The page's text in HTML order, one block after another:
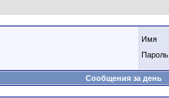
Имя
Пароль
Сообщения за день